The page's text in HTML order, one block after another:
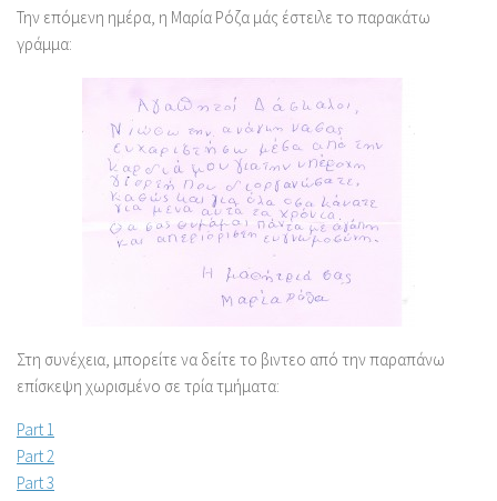
Την επόμενη ημέρα, η Μαρία Ρόζα μάς έστειλε το παρακάτω
γράμμα:
Στη συνέχεια, μπορείτε να δείτε το βιντεο από την παραπάνω
επίσκεψη χωρισμένο σε τρία τμήματα:
Part 1
Part 2
Part 3